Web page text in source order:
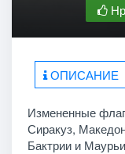
ОПИСАНИЕ
Измененные
Сиракуз,
Бактрии и